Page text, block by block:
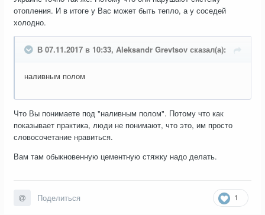
отопления. И в итоге у Вас может быть тепло, а у соседей
холодно.
В 07.11.2017 в 10:33, Aleksandr Grevtsov сказал(а):
наливным полом
Что Вы понимаете под "наливным полом". Потому что как
показывает практика, люди не понимают, что это, им просто
словосочетание нравиться.
Вам там обыкновенную цементную стяжку надо делать.
1
Поделиться